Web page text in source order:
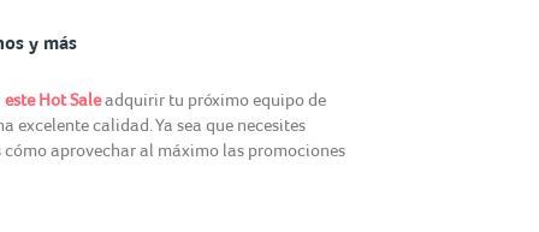
y más
este Hot Saleadquirir tu próximo equipo de
excelente calidad. Ya sea que necesites
aprovechar al máximo las promociones